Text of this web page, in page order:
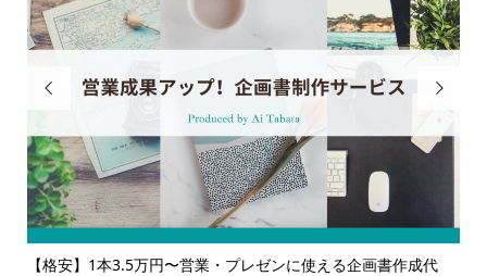

作成代
【サービス一覧】広報・企画・デザインの単発依頼からト
